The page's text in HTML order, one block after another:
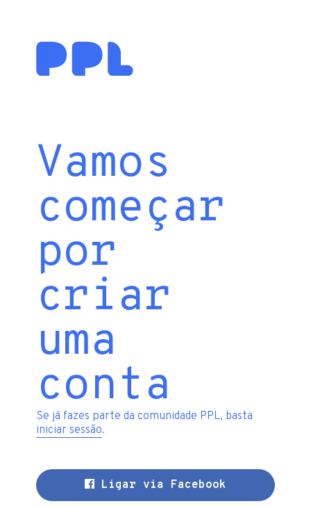
Vamos
começar
por
criar
uma
conta
Se já fazes parte da comunidade PPL, basta
iniciar sessão.
Ligar via Facebook